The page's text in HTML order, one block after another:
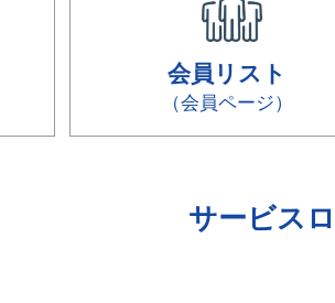
会員リスト
（会員ページ）
サービス